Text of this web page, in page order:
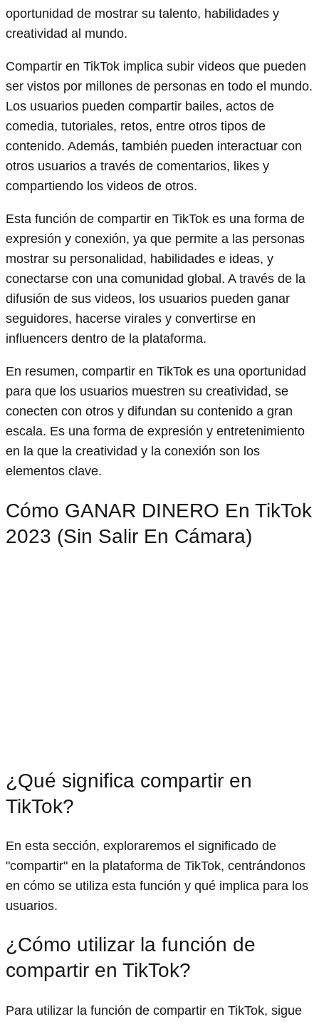
oportunidad de mostrar su talento, habilidades y
creatividad al mundo.
Compartir en TikTok implica subir videos que pueden
ser vistos por millones de personas en todo el mundo.
Los usuarios pueden compartir bailes, actos de
comedia, tutoriales, retos, entre otros tipos de
contenido. Además, también pueden interactuar con
otros usuarios a través de comentarios, likes y
compartiendo los videos de otros.
Esta función de compartir en TikTok es una forma de
expresión y conexión, ya que permite a las personas
mostrar su personalidad, habilidades e ideas, y
conectarse con una comunidad global. A través de la
difusión de sus videos, los usuarios pueden ganar
seguidores, hacerse virales y convertirse en
influencers dentro de la plataforma.
En resumen, compartir en TikTok es una oportunidad
para que los usuarios muestren su creatividad, se
conecten con otros y difundan su contenido a gran
escala. Es una forma de expresión y entretenimiento
en la que la creatividad y la conexión son los
elementos clave.
Cómo GANAR DINERO En TikTok
2023 (Sin Salir En Cámara)
¿Qué significa compartir en
TikTok?
En esta sección, exploraremos el significado de
"compartir" en la plataforma de TikTok, centrándonos
en cómo se utiliza esta función y qué implica para los
usuarios.
¿Cómo utilizar la función de
compartir en TikTok?
Para utilizar la función de compartir en TikTok, sigue